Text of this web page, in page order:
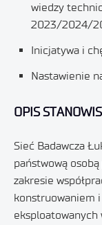
wiedzy
2023/2024/
Inicjatywa i
Nastawienie
OPIS
Sieć Badawcza
państwową
zakresie
konstruowaniem